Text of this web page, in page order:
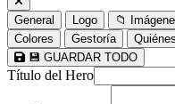
General Logo 📁
Colores
Gestoría
💾 GUARDAR TODO
Título del Hero